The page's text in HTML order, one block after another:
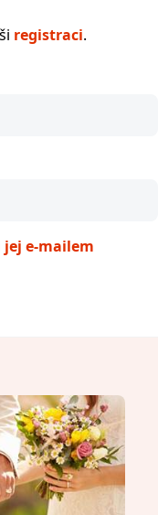
registraci.
jej e-mailem